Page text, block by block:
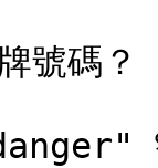
號碼？